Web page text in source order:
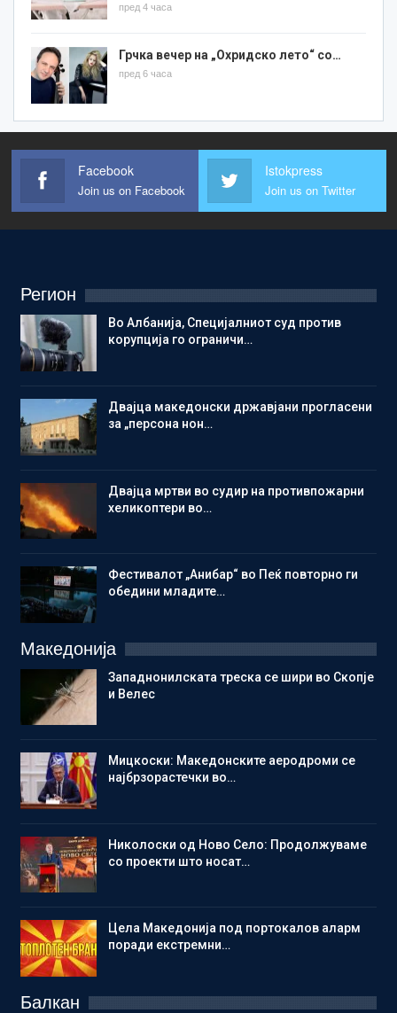
пред 4 часа
Грчка вечер на „Охридско лето“ со…
пред 6 часа
Facebook
Join us on Facebook
Istokpress
Join us on Twitter
Регион
Во Албанија, Специјалниот суд против
корупција го ограничи…
Двајца македонски државјани прогласени
за „персона нон…
Двајца мртви во судир на противпожарни
хеликоптери во…
Фестивалот „Анибар“ во Пеќ повторно ги
обедини младите…
Македонија
Западнонилската треска се шири во Скопје
и Велес
Мицкоски: Македонските аеродроми се
најбрзорастечки во…
Николоски од Ново Село: Продолжуваме
со проекти што носат…
Цела Македонија под портокалов аларм
поради екстремни…
Балкан